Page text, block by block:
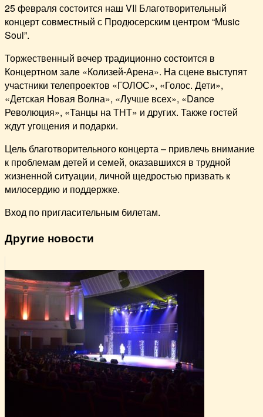
25 февраля состоится наш VII Благотворительный
концерт совместный с Продюсерским центром “Music
Soul”.
Торжественный вечер традиционно состоится в
Концертном зале «Колизей-Арена». На сцене выступят
участники телепроектов «ГОЛОС», «Голос. Дети»,
«Детская Новая Волна», «Лучше всех», «Dance
Революция», «Танцы на ТНТ» и других. Также гостей
ждут угощения и подарки.
Цель благотворительного концерта – привлечь внимание
к проблемам детей и семей, оказавшихся в трудной
жизненной ситуации, личной щедростью призвать к
милосердию и поддержке.
Вход по пригласительным билетам.
Другие новости